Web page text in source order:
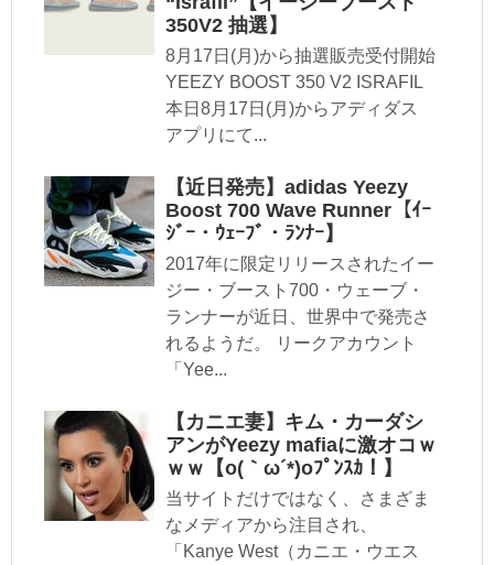
350V2 抽選】
8月17日(月)から抽選販売受付開始
YEEZY BOOST 350 V2 ISRAFIL
本日8月17日(月)からアディダス
アプリにて...
【近日発売】adidas Yeezy
Boost 700 Wave Runner【ｲｰ
ｼﾞｰ・ｳｪｰﾌﾞ・ﾗﾝﾅｰ】
2017年に限定リリースされたイー
ジー・ブースト700・ウェーブ・
ランナーが近日、世界中で発売さ
れるようだ。 リークアカウント
「Yee...
【カニエ妻】キム・カーダシ
アンがYeezy mafiaに激オコｗ
ｗｗ【o(｀ω´*)oﾌﾟﾝｽｶ！】
当サイトだけではなく、さまざま
なメディアから注目され、
「Kanye West（カニエ・ウエス